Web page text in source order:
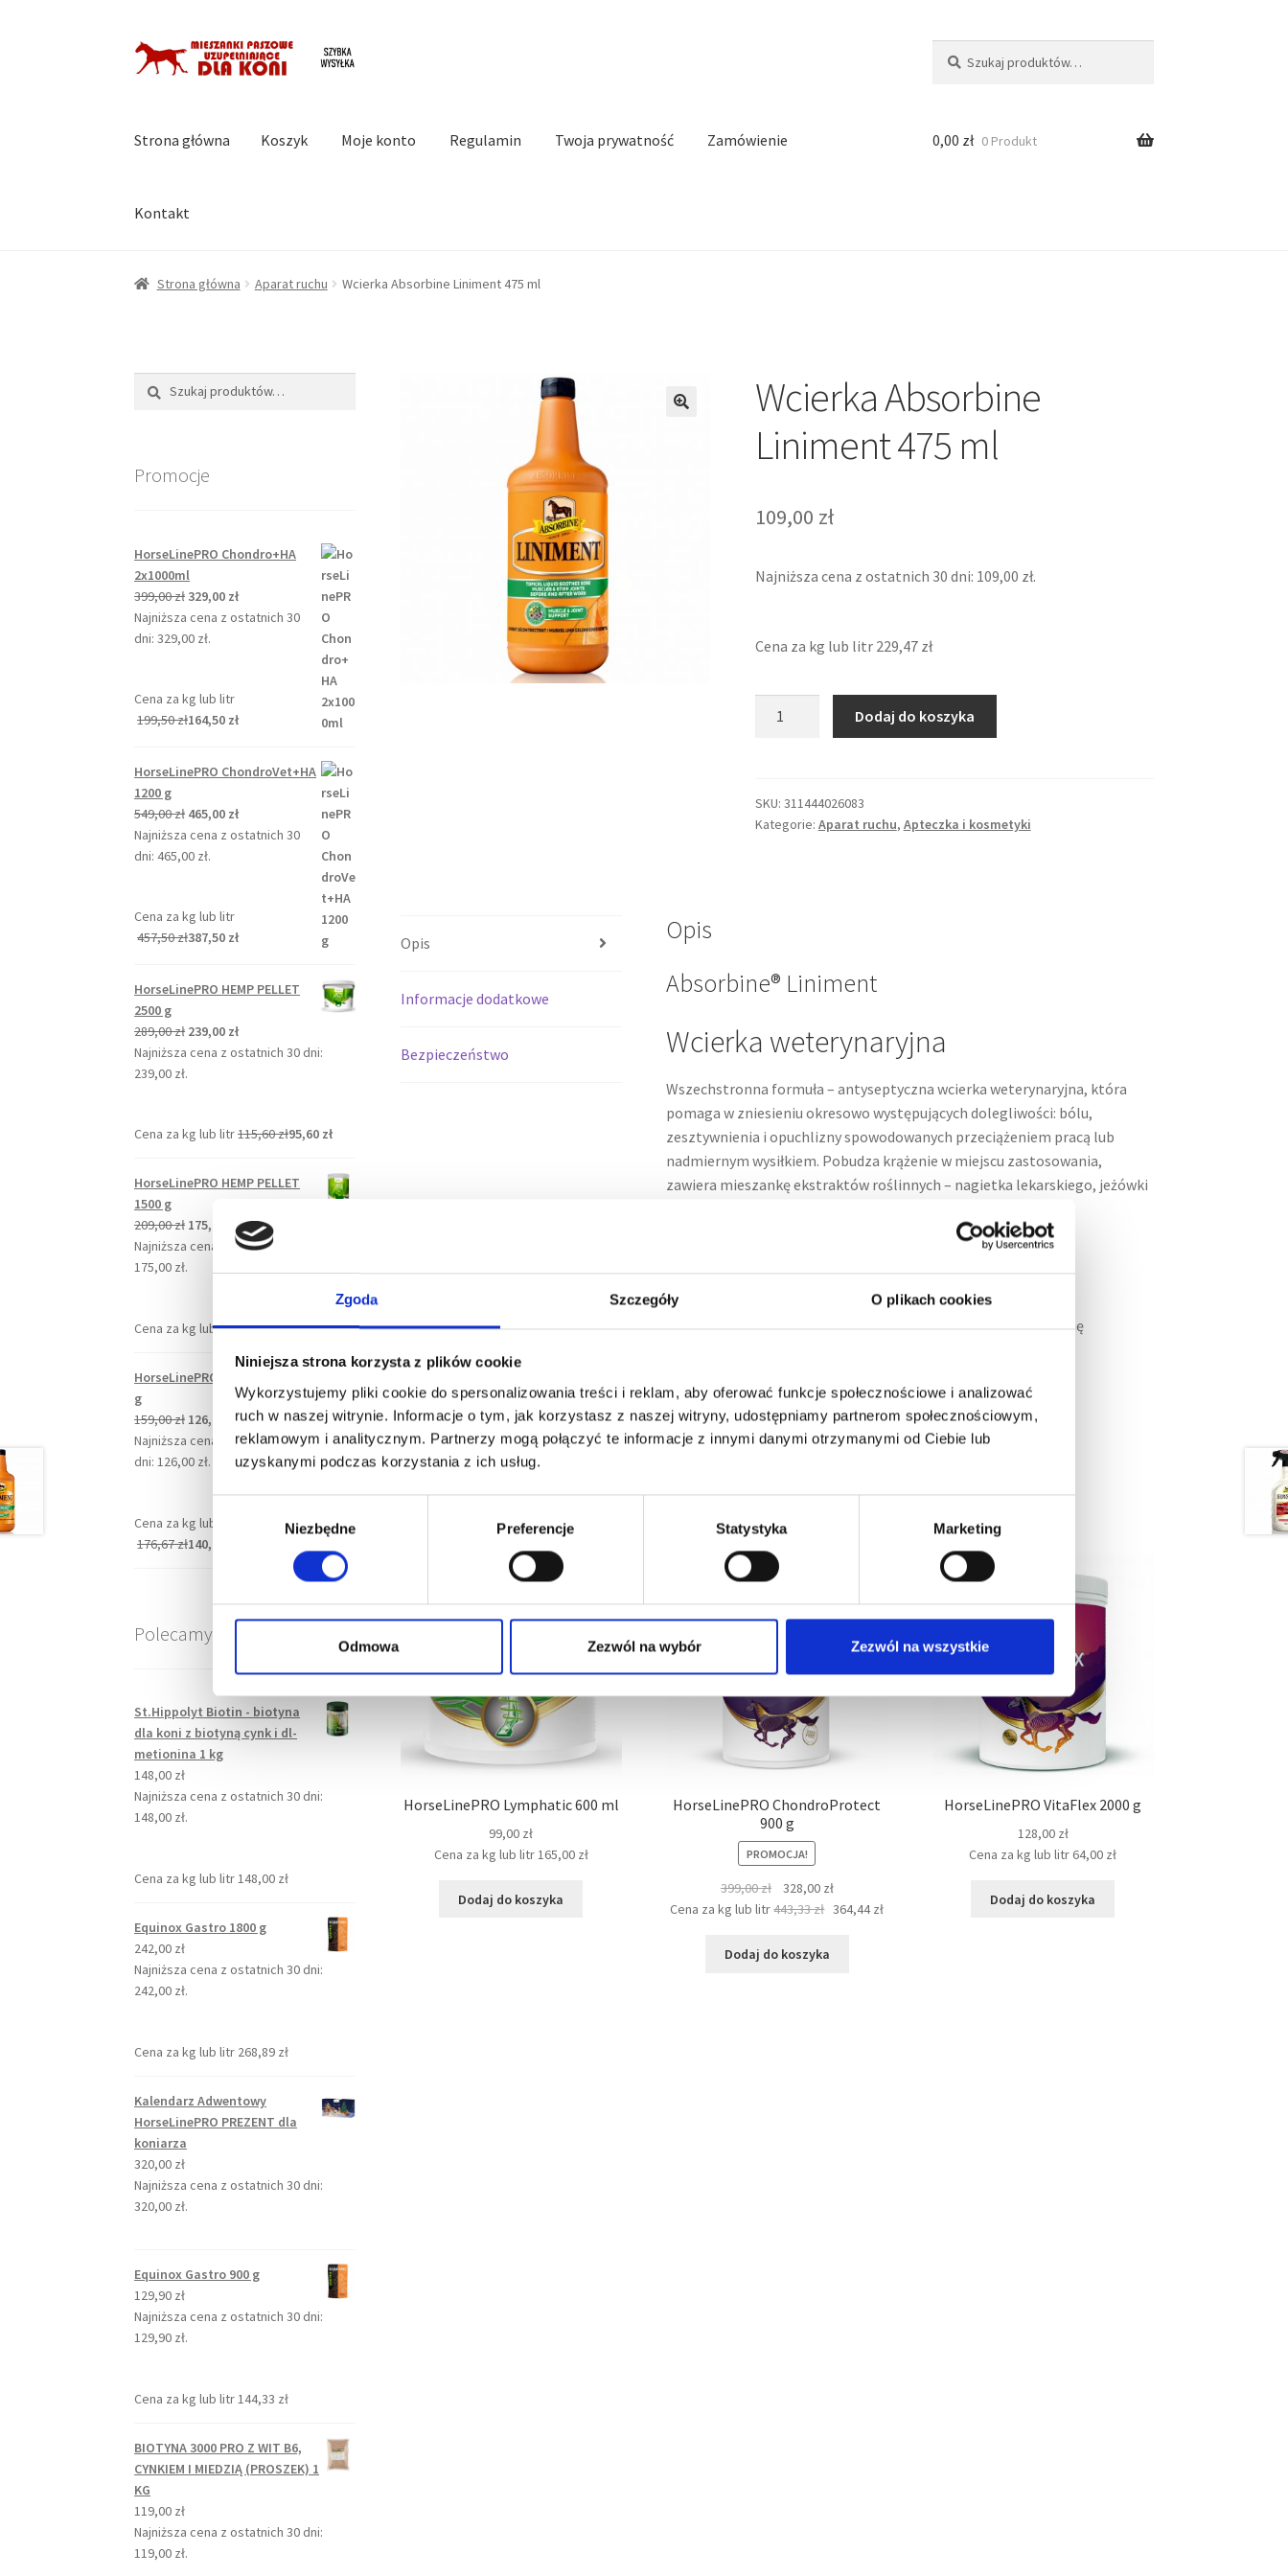
Zgoda Szczegóły O plikach cookies
Niniejsza strona korzysta z plików cookie
Wykorzystujemy pliki cookie do spersonalizowania treści i reklam, aby oferować funkcje społecznościowe i analizować
ruch w naszej witrynie. Informacje o tym, jak korzystasz z naszej witryny, udostępniamy partnerom społecznościowym,
reklamowym i analitycznym. Partnerzy mogą połączyć te informacje z innymi danymi otrzymanymi od Ciebie lub
uzyskanymi podczas korzystania z ich usług.
y
d
y
Niezbędne Preferencje Statystyka Marketing
Odmowa Zezwól na wybór Zezwól na wszystkie
Przejdź
do
Przejdź
do
Strona główna Koszyk Moje konto Regulamin Twoja prywatność Zamówienie
Kontakt
Strona główna Koszyk Moje konto Regulamin Twoja prywatność
0,00 zł 0 Produkt
Strona główna Aparat ruchu Wcierka Absorbine Liniment 475 ml
Wcierka Absorbine
Liniment 475 ml
109,00 zł
Najniższa cena z ostatnich 30 dni: 109,00 zł.
Cena za kg lub litr 229,47 zł
475
ml
Dodaj do koszyka
SKU: 311444026083
Kategorie: Aparat ruchu, Apteczka i kosmetyki
Opis
Informacje dodatkowe
Bezpieczeństwo
Opis
Absorbine® Liniment
Wcierka weterynaryjna
Wszechstronna formuła – antyseptyczna wcierka weterynaryjna, która
pomaga w zniesieniu okresowo występujących dolegliwości: bólu,
zesztywnienia i opuchlizny spowodowanych przeciążeniem pracą lub
nadmiernym wysiłkiem. Pobudza krążenie w miejscu zastosowania,
zawiera mieszankę ekstraktów roślinnych – nagietka lekarskiego, jeżówki
Działa antyseptycznie na mniejsze skaleczenia
Zapobiega infekcjom grzybiczym kopyt
Może być stosowana jako kąpiel
Mentol niweluje sztywność stawów i redukuje opuchliznę
Pojemność
Butelka– 475 ml
HorseLinePRO Lymphatic 600 ml
99,00 zł
Cena za kg lub litr165,00 zł
Dodaj do koszyka
HorseLinePRO ChondroProtect
900 g
PROMOCJA!
399,00zł
Pierwotna
cena
399,00 zł.
328,00 złAktualna
cena
Cena za kg lub litr443,33zł 364,44zł
Dodaj do koszyka
HorseLinePRO VitaFlex 2000 g
128,00 zł
Cena za kg lub litr 64,00 zł
Dodaj do koszyka
Szukaj:
Szukaj
Promocje
HorseLinePRO Chondro+HA
2x1000ml
399,00zł Pierwotna
cena
wynosiła:
329,00 złAktualna
cena
Najniższa cena z ostatnich 30
dni:329,00 zł.
Cena za kg lub litr
199,50zł164,50 zł
HorseLinePRO ChondroVet+HA
1200 g
549,00zł Pierwotna
cena
wynosiła:
465,00 złAktualna
cena
Najniższa cena z ostatnich 30
dni:465,00 zł.
Cena za kg lub litr
457,50zł387,50 zł
HorseLinePRO HEMP PELLET
2500 g
289,00zł Pierwotna
cena
239,00 złAktualna
cena
Najniższa cena z ostatnich 30 dni:
239,00 zł.
Cena za kg lub litr115,60zł95,60 zł
HorseLinePRO HEMP PELLET
1500 g
209,00zł Pierwotna
cena
175,00 złAktualna
cena
Najniższa cena z ostatnich 30 dni:
175,00 zł.
Cena za kg lub litr139,33zł116,67zł
HorseLinePRO TendonFlex 900
g
159,00zł Pierwotna
cena
wynosiła:
126,00 złAktualna
cena
wynosi:
Najniższa cena z ostatnich 30
dni:126,00 zł.
Cena za kg lub litr
176,67zł140,00
Polecamy
St.Hippolyt Biotin - biotyna
dla koni z biotyną cynk i dl-
metionina 1 kg
148,00 zł
Najniższa cena z ostatnich 30 dni:
148,00 zł.
Cena za kg lub litr148,00 zł
Equinox Gastro 1800 g
242,00 zł
Najniższa cena z ostatnich 30 dni:
242,00 zł.
Cena za kg lub litr 268,89 zł
Kalendarz Adwentowy
HorseLinePRO PREZENT dla
koniarza
320,00 zł
Najniższa cena z ostatnich 30 dni:
320,00 zł.
Equinox Gastro 900 g
129,90 zł
Najniższa cena z ostatnich 30 dni:
129,90 zł.
Cena za kg lub litr144,33 zł
BIOTYNA 3000 PRO Z WIT B6,
CYNKIEM I MIEDZIĄ (PROSZEK) 1
KG
119,00 zł
Najniższa cena z ostatnich 30 dni:
119,00 zł.